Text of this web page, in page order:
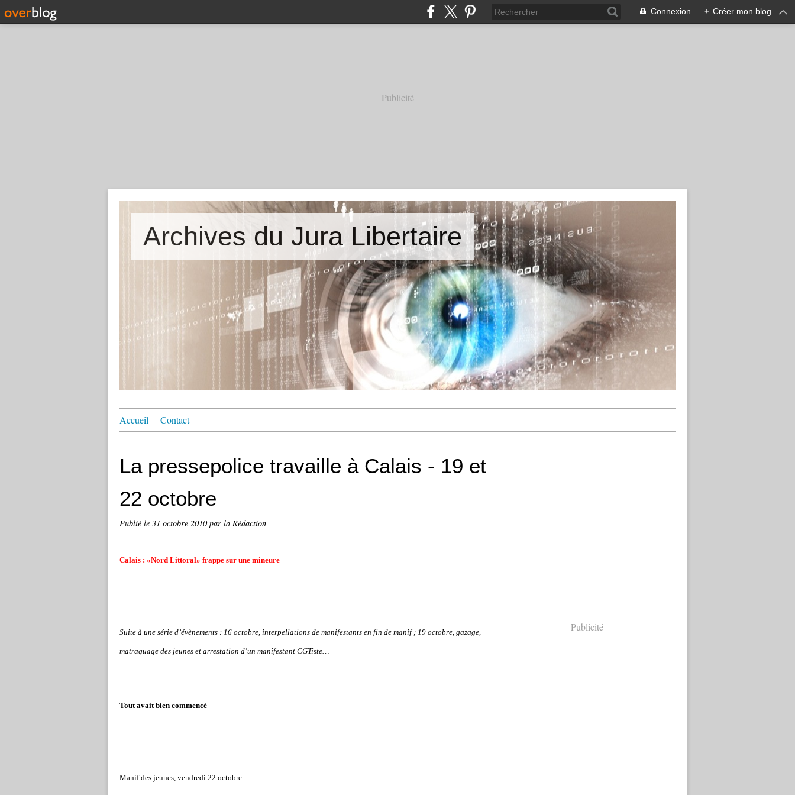
Connexion + Créer mon blog
Publicité
Archives du Jura Libertaire
Accueil Contact
La pressepolice travaille à Calais - 19 et
22 octobre
Publié le 31 octobre 2010par la Rédaction
Calais : «Nord Littoral» frappe sur une mineure
Suite à une série d’évènements : 16 octobre, interpellations de manifestants en fin de manif ; 19 octobre, gazage,
matraquage des jeunes et arrestation d’un manifestant CGTiste…
Tout avait bien commencé
Manif des jeunes, vendredi 22 octobre :
Publicité